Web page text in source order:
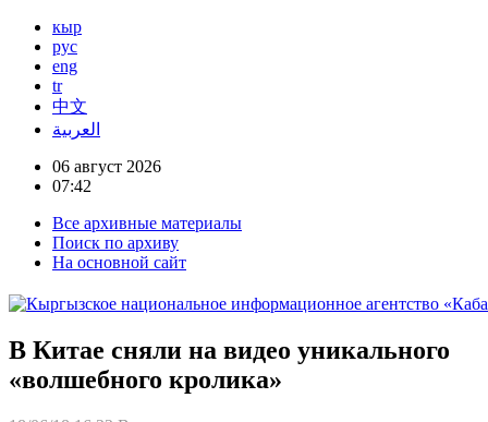
кыр
рус
eng
tr
中文
العربية
06 август 2026
07:42
Все архивные материалы
Поиск по архиву
На основной сайт
В Китае сняли на видео уникального
«волшебного кролика»